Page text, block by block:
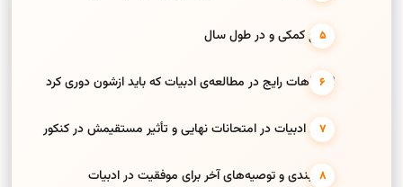
منابع کمکی و در طول سال
اشتباهات رایج در مطالعه‌ی ادبیات که باید ازشون دوری کرد
نقش ادبیات در امتحانات نهایی و تأثیر مستقیمش در کنکور
جمع‌بندی و توصیه‌های آخر برای موفقیت در ادبیات